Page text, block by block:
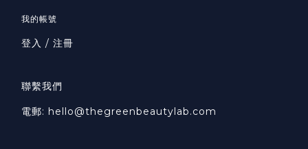
我的帳號
登入 / 注冊
聯繫我們
電郵: hello@thegreenbeautylab.com